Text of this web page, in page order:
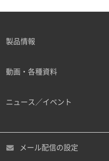
ご勤務先
職種
製品情報
動画・各種資料
ニュース／イベント
メール配信の設定